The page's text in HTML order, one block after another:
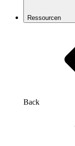
Ressourcen
Back